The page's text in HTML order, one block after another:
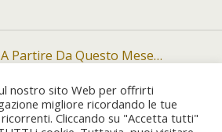
Partire Da Questo Mese…
Torna su
nostro sito Web per offrirti
migliore ricordando le tue
Cliccando su "Accetta tutti"